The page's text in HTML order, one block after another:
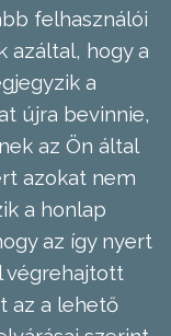
felhasználói
azáltal, hogy a
a
újra bevinnie,
az Ön által
azokat nem
a honlap
az így nyert
végrehajtott
az a lehető